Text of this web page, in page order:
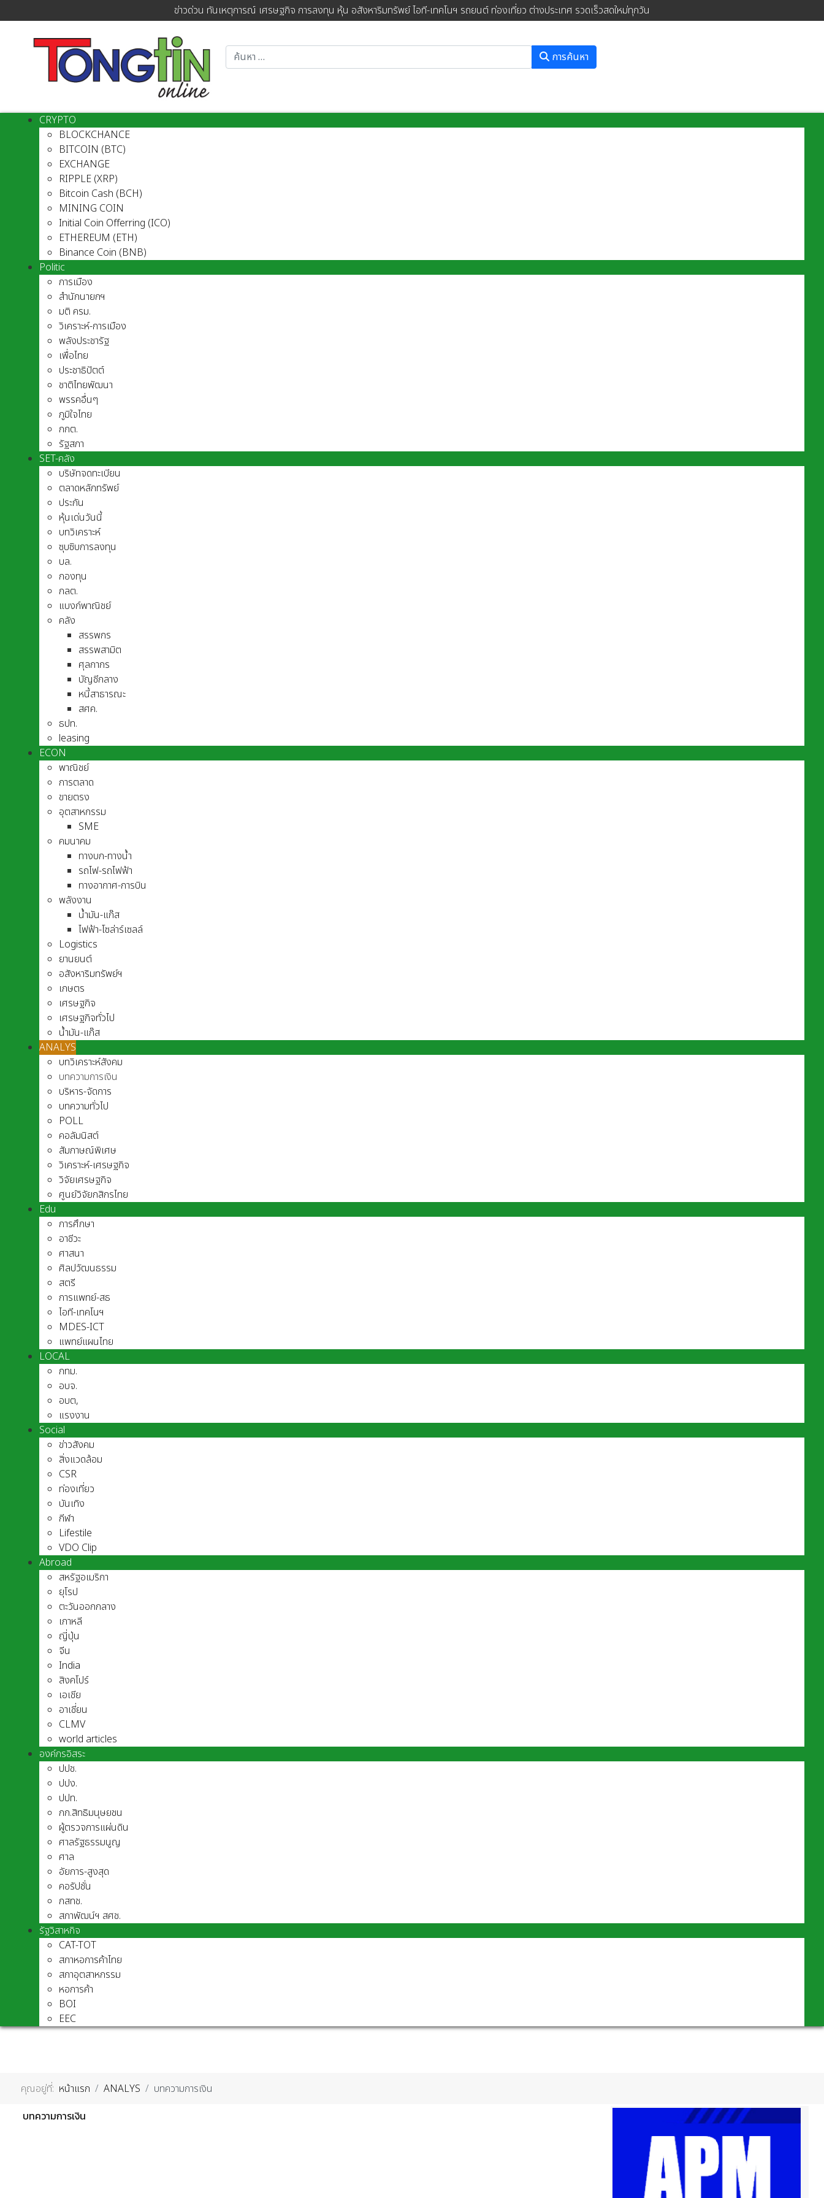
ข่าวด่วน ทันเหตุการณ์ เศรษฐกิจ การลงทุน หุ้น อสังหาริมทรัพย์ ไอที-เทคโนฯ รถยนต์ ท่องเที่ยว ต่างประเทศ รวดเร็วสดใหม่ทุกวัน
การค้นหา
CRYPTO
BLOCKCHANCE
BITCOIN (BTC)
EXCHANGE
RIPPLE (XRP)
Bitcoin Cash (BCH)
MINING COIN
Initial Coin Offerring (ICO)
ETHEREUM (ETH)
Binance Coin (BNB)
Politic
การเมือง
สำนักนายกฯ
มติ ครม.
วิเคราะห์-การเมือง
พลังประชารัฐ
เพื่อไทย
ประชาธิปัตต์
ชาติไทยพัฒนา
พรรคอื่นๆ
ภูมิใจไทย
กกต.
รัฐสภา
SET-คลัง
บริษัทจดทะเบียน
ตลาดหลักทรัพย์
ประกัน
หุ้นเด่นวันนี้
บทวิเคราะห์
ซุบซิบการลงทุน
บล.
กองทุน
กลต.
แบงก์พาณิชย์
คลัง
สรรพกร
สรรพสามิต
ศุลกากร
บัญชีกลาง
หนี้สาธารณะ
สศค.
ธปท.
leasing
ECON
พาณิชย์
การตลาด
ขายตรง
อุตสาหกรรม
SME
คมนาคม
ทางบก-ทางน้ำ
รถไฟ-รถไฟฟ้า
ทางอากาศ-การบิน
พลังงาน
น้ำมัน-แก๊ส
ไฟฟ้า-โซล่าร์เซลล์
Logistics
ยานยนต์
อสังหาริมทรัพย์ฯ
เกษตร
เศรษฐกิจ
เศรษฐกิจทั่วไป
น้ำมัน-แก๊ส
ANALYS
บทวิเคราะห์สังคม
บทความการเงิน
บริหาร-จัดการ
บทความทั่วไป
POLL
คอลัมนิสต์
สัมภาษณ์พิเศษ
วิเคราะห์-เศรษฐกิจ
วิจัยเศรษฐกิจ
ศูนย์วิจัยกสิกรไทย
Edu
การศึกษา
อาชีวะ
ศาสนา
ศิลปวัฒนธรรม
สตรี
การแพทย์-สธ
ไอที-เทคโนฯ
MDES-ICT
แพทย์แผนไทย
LOCAL
กทม.
อบจ.
อบต,
แรงงาน
Social
ข่าวสังคม
สิ่งแวดล้อม
CSR
ท่องเที่ยว
บันเทิง
กีฬา
Lifestile
VDO Clip
Abroad
สหรัฐอเมริกา
ยุโรป
ตะวันออกกลาง
เกาหลี
ญี่ปุ่น
จีน
India
สิงคโปร์
เอเชีย
อาเชี่ยน
CLMV
world articles
องค์กรอิสระ
ปปช.
ปปง.
ปปท.
กก.สิทธิมนุษยชน
ผู้ตรวจการแผ่นดิน
ศาลรัฐธรรมนูญ
ศาล
อัยการ-สูงสุด
คอรัปชั่น
กสทช.
สภาพัฒน์ฯ สศช.
รัฐวิสาหกิจ
CAT-TOT
สภาหอการค้าไทย
สภาอุตสาหกรรม
หอการค้า
BOI
EEC
คุณอยู่ที่: หน้าแรก ANALYS
บทความการเงิน
บทความการเงิน